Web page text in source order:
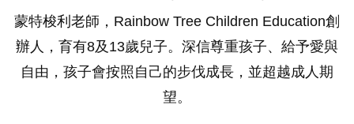
蒙特梭利老師，Rainbow Tree Children Education創
辦人，育有8及13歲兒子。深信尊重孩子、給予愛與
自由，孩子會按照自己的步伐成長，並超越成人期
望。